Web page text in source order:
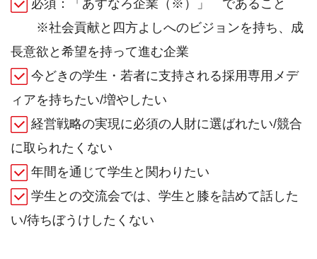
必須：「あすなろ企業（※）」 であること
※社会貢献と四方よしへのビジョンを持ち、成
長意欲と希望を持って進む企業
今どきの学生・若者に支持される採用専用メデ
ィアを持ちたい/増やしたい
経営戦略の実現に必須の人財に選ばれたい/競合
に取られたくない
年間を通じて学生と関わりたい
学生との交流会では、学生と膝を詰めて話した
い/待ちぼうけしたくない